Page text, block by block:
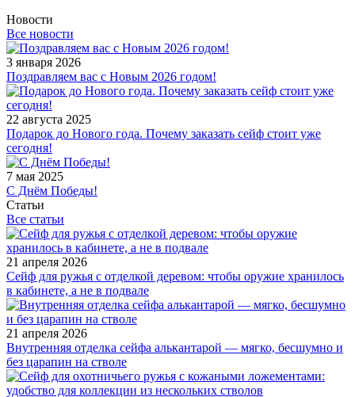
Новости
Все новости
3 января 2026
Поздравляем вас с Новым 2026 годом!
22 августа 2025
Подарок до Нового года. Почему заказать сейф стоит уже
сегодня!
7 мая 2025
С Днём Победы!
Статьи
Все статьи
21 апреля 2026
Сейф для ружья с отделкой деревом: чтобы оружие хранилось
в кабинете, а не в подвале
21 апреля 2026
Внутренняя отделка сейфа алькантарой — мягко, бесшумно и
без царапин на стволе